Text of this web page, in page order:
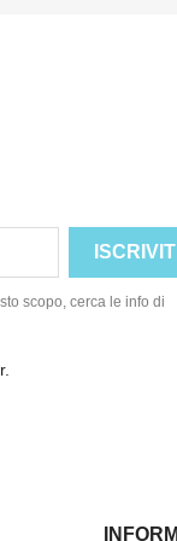
scopo, cerca le info di